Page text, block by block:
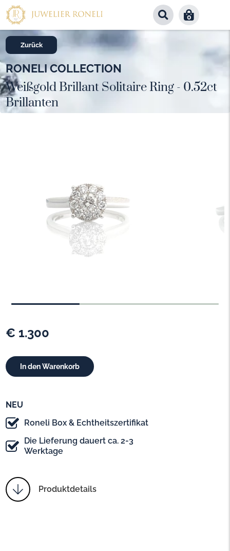
0
Zurück
€ 1.300
NEU
Roneli Box & Echtheitszertifikat
Die Lieferung dauert ca. 2-3
Werktage
Produktdetails
RONELI COLLECTION
Weißgold Brillant Solitaire Ring - 0.52ct
Brillanten